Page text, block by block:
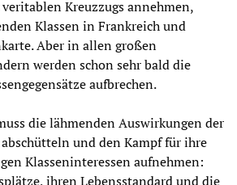
Kreuzzugs annehmen,
Klassen in Frankreich und
Aber in allen großen
werden schon sehr bald die
aufbrechen.
die lähmenden Auswirkungen der
und den Kampf für ihre
Klasseninteressen aufnehmen:
ihren Lebensstandard und die